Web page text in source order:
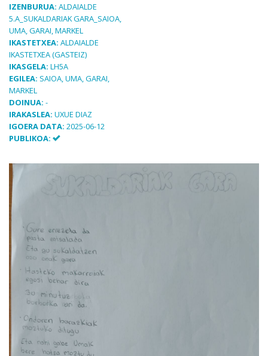
IZENBURUA: ALDAIALDE
5.A_SUKALDARIAK GARA_SAIOA,
UMA, GARAI, MARKEL
IKASTETXEA: ALDAIALDE
IKASTETXEA (GASTEIZ)
IKASGELA: LH5A
EGILEA: SAIOA, UMA, GARAI,
MARKEL
DOINUA: -
IRAKASLEA: UXUE DIAZ
IGOERA DATA: 2025-06-12
PUBLIKOA: